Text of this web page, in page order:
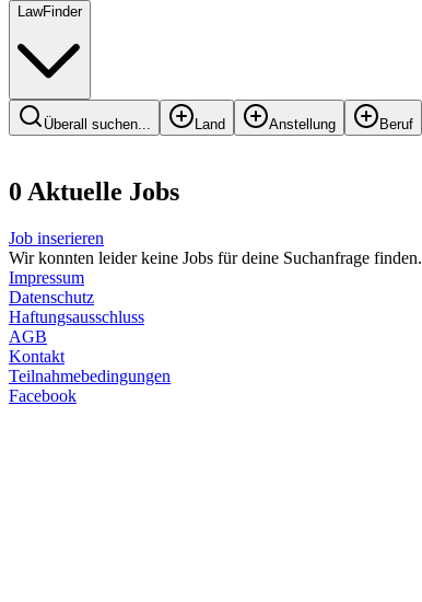
LawFinder
Überall suchen... Land Anstellung Beruf
0 Aktuelle Jobs
Job inserieren
Wir konnten leider keine Jobs für deine Suchanfrage finden.
Impressum
Datenschutz
Haftungsausschluss
AGB
Kontakt
Teilnahmebedingungen
Facebook